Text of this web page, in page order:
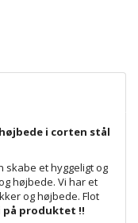
i corten stål
skabe et hyggeligt og
højbede. Vi har et
og højbede. Flot
på produktet !!